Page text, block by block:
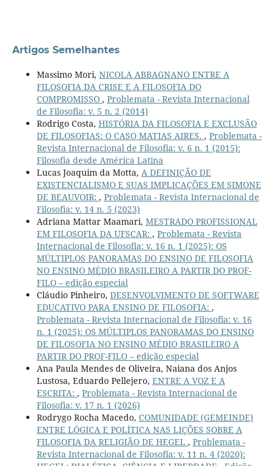
Artigos Semelhantes
Massimo Mori, NICOLA ABBAGNANO ENTRE A
FILOSOFIA DA CRISE E A FILOSOFIA DO
COMPROMISSO , Problemata - Revista Internacional
de Filosofia: v. 5 n. 2 (2014)
Rodrigo Costa, HISTÓRIA DA FILOSOFIA E EXCLUSÃO
DE FILOSOFIAS: O CASO MATIAS AIRES. , Problemata -
Revista Internacional de Filosofia: v. 6 n. 1 (2015):
Filosofia desde América Latina
Lucas Joaquim da Motta, A DEFINIÇÃO DE
EXISTENCIALISMO E SUAS IMPLICAÇÕES EM SIMONE
DE BEAUVOIR: , Problemata - Revista Internacional de
Filosofia: v. 14 n. 5 (2023)
Adriana Mattar Maamari, MESTRADO PROFISSIONAL
EM FILOSOFIA DA UFSCAR: , Problemata - Revista
Internacional de Filosofia: v. 16 n. 1 (2025): OS
MÚLTIPLOS PANORAMAS DO ENSINO DE FILOSOFIA
NO ENSINO MÉDIO BRASILEIRO A PARTIR DO PROF-
FILO – edição especial
Cláudio Pinheiro, DESENVOLVIMENTO DE SOFTWARE
EDUCATIVO PARA ENSINO DE FILOSOFIA: ,
Problemata - Revista Internacional de Filosofia: v. 16
n. 1 (2025): OS MÚLTIPLOS PANORAMAS DO ENSINO
DE FILOSOFIA NO ENSINO MÉDIO BRASILEIRO A
PARTIR DO PROF-FILO – edição especial
Ana Paula Mendes de Oliveira, Naiana dos Anjos
Lustosa, Eduardo Pellejero, ENTRE A VOZ E A
ESCRITA: , Problemata - Revista Internacional de
Filosofia: v. 17 n. 1 (2026)
Rodrygo Rocha Macedo, COMUNIDADE (GEMEINDE)
ENTRE LÓGICA E POLÍTICA NAS LIÇÕES SOBRE A
FILOSOFIA DA RELIGIÃO DE HEGEL , Problemata -
Revista Internacional de Filosofia: v. 11 n. 4 (2020):